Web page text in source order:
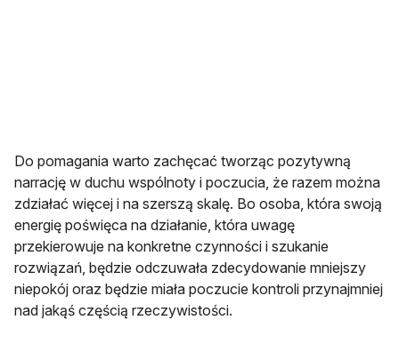
Do pomagania warto zachęcać tworząc pozytywną
narrację w duchu wspólnoty i poczucia, że razem można
zdziałać więcej i na szerszą skalę. Bo osoba, która swoją
energię poświęca na działanie, która uwagę
przekierowuje na konkretne czynności i szukanie
rozwiązań, będzie odczuwała zdecydowanie mniejszy
niepokój oraz będzie miała poczucie kontroli przynajmniej
nad jakąś częścią rzeczywistości.